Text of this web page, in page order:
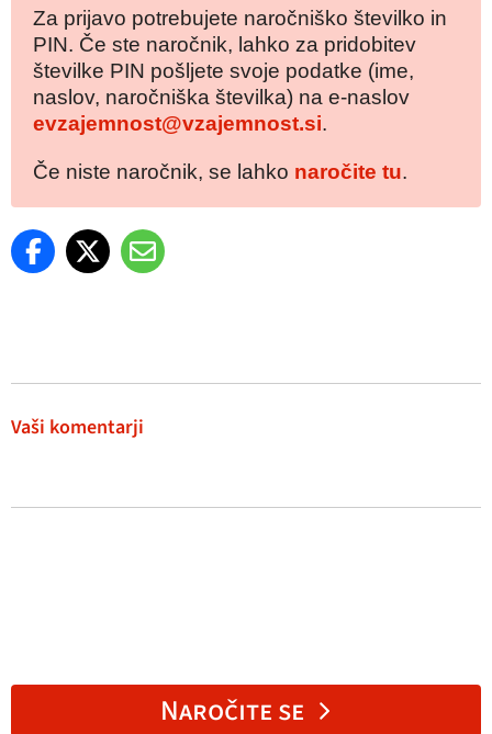
Za prijavo potrebujete naročniško številko in
PIN. Če ste naročnik, lahko za pridobitev
številke PIN pošljete svoje podatke (ime,
naslov, naročniška številka) na e-naslov
evzajemnost@vzajemnost.si.
Če niste naročnik, se lahko naročite tu.
Vaši komentarji
Naročite se